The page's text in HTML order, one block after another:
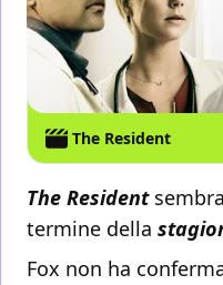
The Resident
The Resident
termine della
Fox non ha